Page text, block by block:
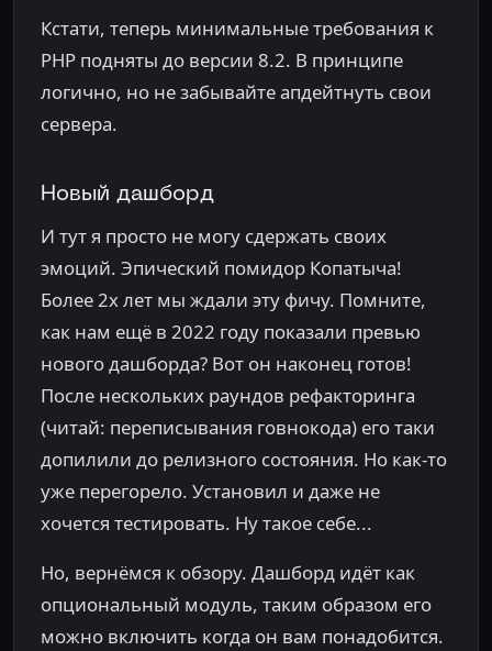
Кстати, теперь минимальные требования к
PHP подняты до версии 8.2. В принципе
логично, но не забывайте апдейтнуть свои
сервера.
Новый дашборд
И тут я просто не могу сдержать своих
эмоций. Эпический помидор Копатыча!
Более 2х лет мы ждали эту фичу. Помните,
как нам ещё в 2022 году показали превью
нового дашборда? Вот он наконец готов!
После нескольких раундов рефакторинга
(читай: переписывания говнокода) его таки
допилили до релизного состояния. Но как-то
уже перегорело. Установил и даже не
хочется тестировать. Ну такое себе...
Но, вернёмся к обзору. Дашборд идёт как
опциональный модуль, таким образом его
можно включить когда он вам понадобится.